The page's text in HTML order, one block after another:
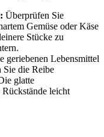
Überprüfen Sie
Gemüse oder Käse
Stücke zu
geriebenen Lebensmittel
Sie die Reibe
glatte
leicht